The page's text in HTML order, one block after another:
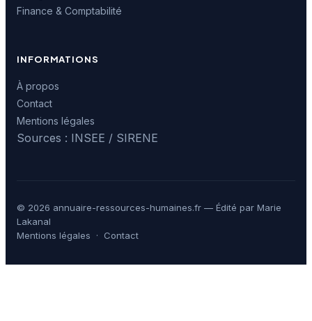
Finance & Comptabilité
INFORMATIONS
À propos
Contact
Mentions légales
Sources : INSEE / SIRENE
© 2026 annuaire-ressources-humaines.fr — Édité par Marie
Lakanal
Mentions légales · Contact